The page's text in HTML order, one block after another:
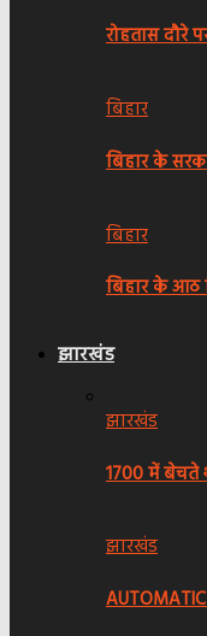
रोहतास दौरे
बिहार
बिहार के
बिहार
बिहार के आठ
झारखंड
झारखंड
1700 में बेचते
झारखंड